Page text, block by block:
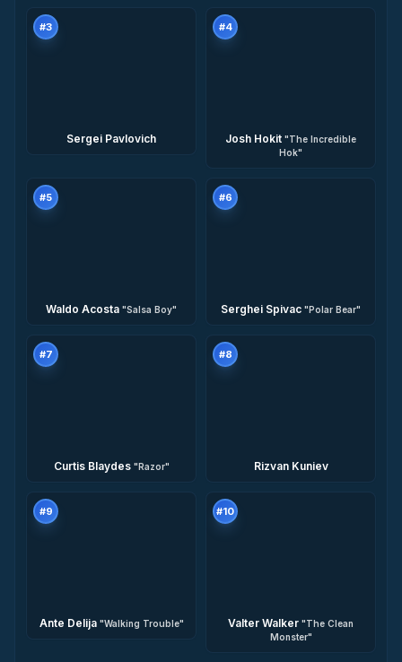
Sergei Pavlovich
#3
Josh Hokit "The Incredible
Hok"
#4
Waldo Acosta "Salsa Boy"
#5
Serghei Spivac "Polar Bear"
#6
Curtis Blaydes "Razor"
#7
Rizvan Kuniev
#8
Ante Delija "Walking Trouble"
#9
Valter Walker "The Clean
Monster"
#10